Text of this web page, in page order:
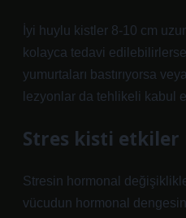
İyi huylu kistler 8-10 cm
kolayca tedavi
yumurtaları bastırıyorsa
lezyonlar da tehlikeli kabul
Stres kisti etkiler
Stresin hormonal
vücudun hormonal